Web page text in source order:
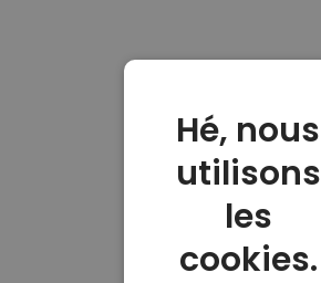
Hé, nous
utilisons
les
cookies.